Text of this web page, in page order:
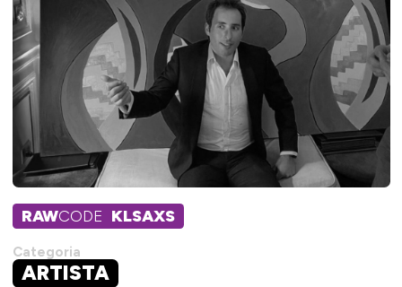
RAWCODE KLSAXS
Categoria
ARTISTA